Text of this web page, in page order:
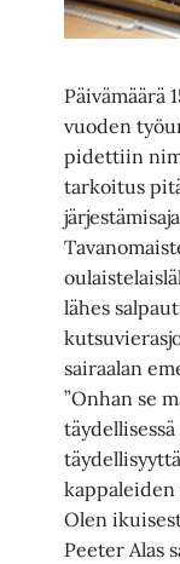
Päivämäärä
vuoden
pidettiin
tarkoitus
lähes
sairaalan
”Onhan se
kappaleiden
Olen
Peeter Alas